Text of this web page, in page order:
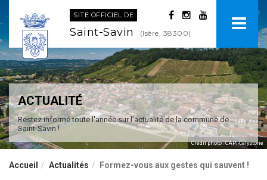
SITE OFFICIEL DE
Saint-Savin (Isère, 38300)
ACTUALITÉ
Restez informé toute l'année sur l'actualité de la commune de
Saint-Savin !
Crédit photo : CAPI-Calyptone
Accueil Actualités Formez-vous aux gestes qui sauvent !